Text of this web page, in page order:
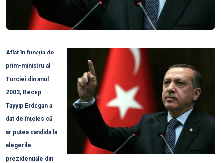
Aflat în funcția de
prim-ministru al
Turciei din anul
2003, Recep
Tayyip Erdogan a
dat de înțeles că
ar putea candida la
alegerile
prezidențiale din